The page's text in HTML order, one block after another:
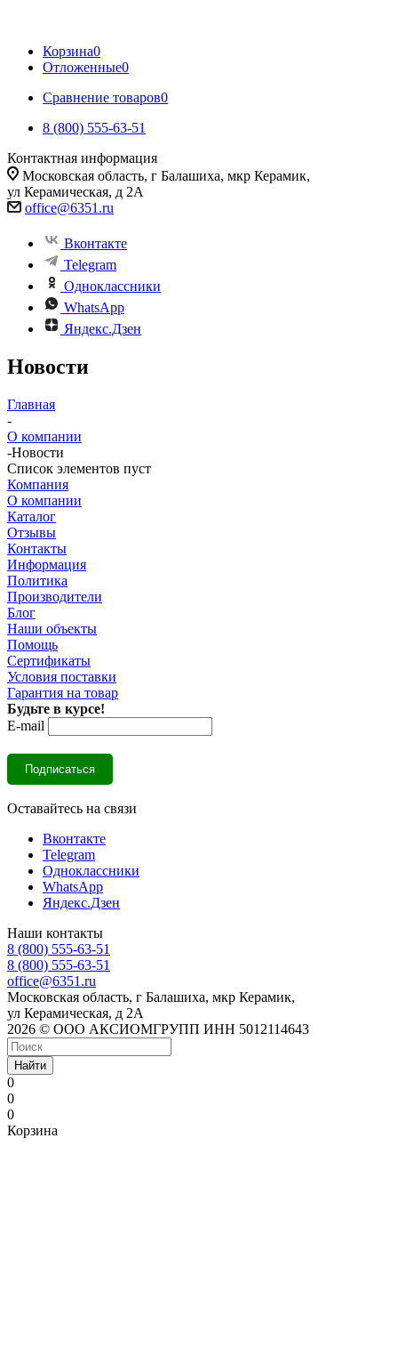
Корзина0
Отложенные0
Сравнение товаров0
8 (800) 555-63-51
Контактная информация
Московская область, г Балашиха, мкр Керамик,
ул Керамическая, д 2А
office@6351.ru
Вконтакте
Telegram
Одноклассники
WhatsApp
Яндекс.Дзен
Новости
Главная
-
О компании
-Новости
Список элементов пуст
Компания
О компании
Каталог
Отзывы
Контакты
Информация
Политика
Производители
Блог
Наши объекты
Помощь
Сертификаты
Условия поставки
Гарантия на товар
Будьте в курсе!
E-mail
Оставайтесь на связи
Вконтакте
Telegram
Одноклассники
WhatsApp
Яндекс.Дзен
Наши контакты
8 (800) 555-63-51
8 (800) 555-63-51
office@6351.ru
Московская область, г Балашиха, мкр Керамик,
ул Керамическая, д 2А
2026 © ООО АКСИОМГРУПП ИНН 5012114643
Найти
0
0
0
Корзина